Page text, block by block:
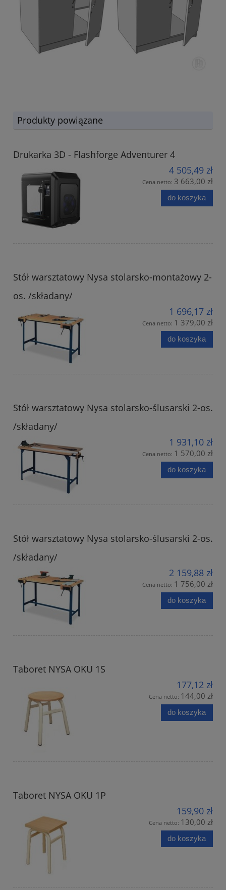
Produkty powiązane
Drukarka 3D - Flashforge Adventurer 4
4 505,49 zł
Cena netto: 3 663,00 zł
do koszyka
Stół warsztatowy Nysa stolarsko-montażowy 2-
os. /składany/
1 696,17 zł
Cena netto: 1 379,00 zł
do koszyka
Stół warsztatowy Nysa stolarsko-ślusarski 2-os.
/składany/
1 931,10 zł
Cena netto: 1 570,00 zł
do koszyka
Stół warsztatowy Nysa stolarsko-ślusarski 2-os.
/składany/
2 159,88 zł
Cena netto: 1 756,00 zł
do koszyka
Taboret NYSA OKU 1S
177,12 zł
Cena netto: 144,00 zł
do koszyka
Taboret NYSA OKU 1P
159,90 zł
Cena netto: 130,00 zł
do koszyka